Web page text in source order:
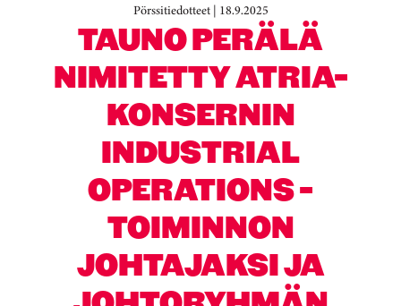
Pörssitiedotteet | 18.9.2025
TAUNO PERÄLÄ
NIMITETTY ATRIA-
KONSERNIN
INDUSTRIAL
OPERATIONS -
TOIMINNON
JOHTAJAKSI JA